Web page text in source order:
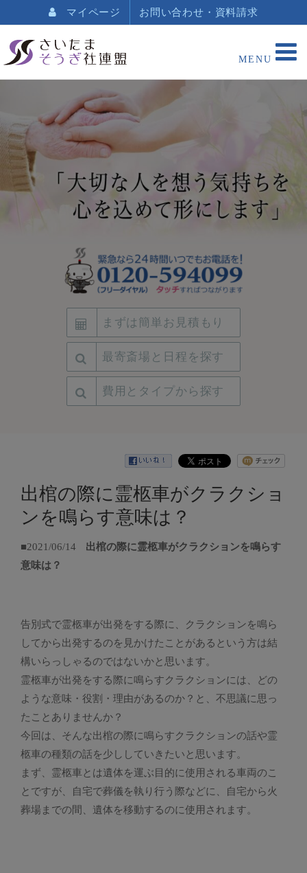
マイページ お問い合わせ・資料請求
まずは簡単お見積もり
最寄斎場と日程を探す
費用とタイプから探す
出棺の際に霊柩車がクラクショ
ンを鳴らす意味は？
■2021/06/14
出棺の際に霊柩車がクラクションを鳴らす
意味は？
告別式で霊柩車が出発をする際に、クラクションを鳴ら
してから出発するのを見かけたことがあるという方は結
構いらっしゃるのではないかと思います。
霊柩車が出発をする際に鳴らすクラクションには、どの
ような意味・役割・理由があるのか？と、不思議に思っ
たことありませんか？
今回は、そんな出棺の際に鳴らすクラクションの話や霊
柩車の種類の話を少ししていきたいと思います。
まず、霊柩車とは遺体を運ぶ目的に使用される車両のこ
とですが、自宅で葬儀を執り行う際などに、自宅から火
葬場までの間、遺体を移動するのに使用されます。